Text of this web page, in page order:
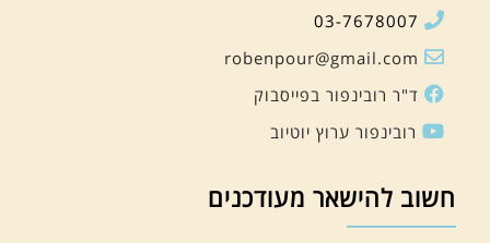
ד"ר רובינפור בפייסבוק
רובינפור ערוץ יוטיוב
חשוב להישאר מעודכנים